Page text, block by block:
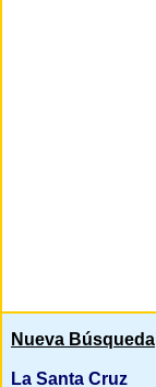
Nueva Búsqueda
La Santa Cruz